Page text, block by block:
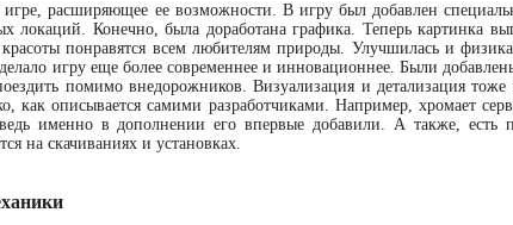
расширяющее ее возможности. В игру был добавлен
локаций. Конечно, была доработана графика. Теперь картинка
понравятся всем любителям природы. Улучшилась и
игру еще более современнее и инновационнее. Были
помимо внедорожников. Визуализация и детализация
как описывается самими разработчиками. Например, хромает
именно в дополнении его впервые добавили. А также, есть
на скачиваниях и установках.